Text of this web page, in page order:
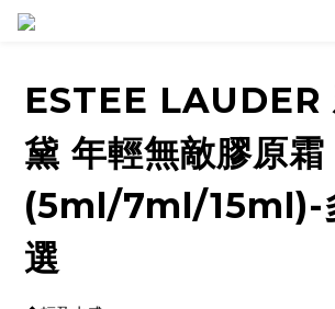
ESTEE LAUDER
黛 年輕無敵膠原霜
(5ml/7ml/15ml)-
選